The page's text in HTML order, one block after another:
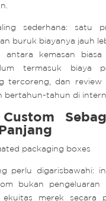
sederhana: satu
buruk biayanya jauh
antara kemasan
termasuk biaya
tercoreng, dan review
bertahun-tahun di
perlu digarisbawahi:
bukan
ekuitas merek secara